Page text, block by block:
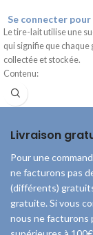
Se connecter
Le tire-lait utilise une
qui signifie que chaque
collectée et stockée.
Contenu:
1 Tire-lait en silicone à
1 120 ml biberon
1 brosse de nettoyage
Livraison
Pour une
ne facturons pas
(différents)
gratuite. Si vous
nous ne facturons